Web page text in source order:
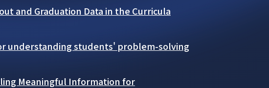
and Graduation Data in the Curricula
understanding students' problem-solving
Meaningful Information for